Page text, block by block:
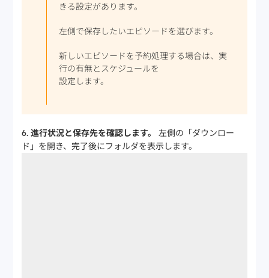
きる設定があります。
左側で保存したいエピソードを選びます。
新しいエピソードを予約処理する場合は、実
行の有無とスケジュールを
設定します。
進行状況と保存先を確認します。
左側の「ダウンロー
ド」を開き、完了後にフォルダを表示します。